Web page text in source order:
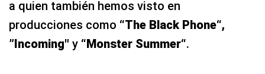
a quien también hemos visto en
producciones como “The Black Phone“,
”Incoming" y “Monster Summer“.